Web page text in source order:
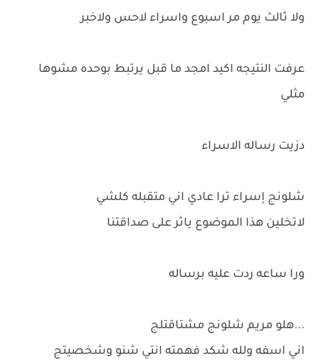
ولا ثالث يوم مر اسبوع واسراء لاحس ولاخبر
عرفت النتيجه اكيد امجد ما قبل يرتبط بوحده مشوها
مثلي
دزيت رساله الاسراء
شلونج إسراء ترا عادي اني متقبله كلشي
لاتخلين هذا الموضوع ياثر على صداقتنا
ورا ساعه ردت عليه برساله
...هلو مريم شلونج مشتاقتلج
اني اسفه ولله شكد فهمته انتي شنو وشخصيتج